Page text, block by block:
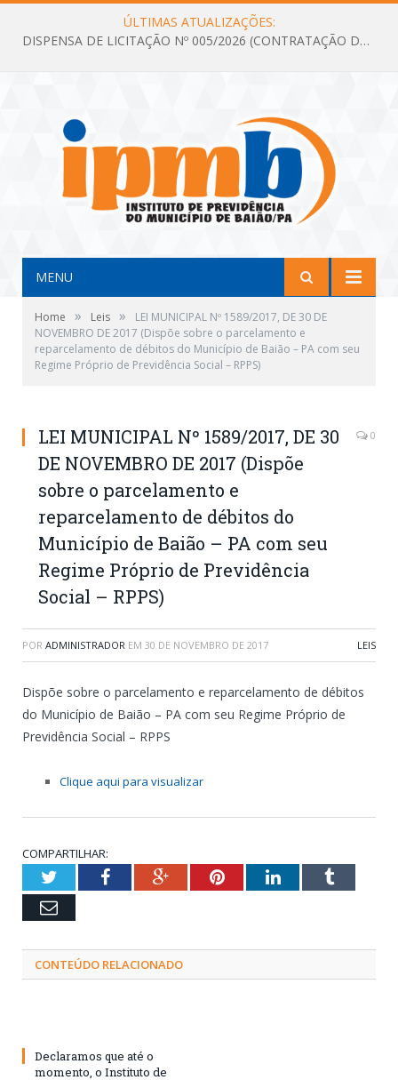
ÚLTIMAS ATUALIZAÇÕES:
DISPENSA DE LICITAÇÃO Nº 005/2026 (CONTRATAÇÃO DE SERVIÇOS TÉCNICOS DE CONSULTORIA E ASSESSORIA EM LICITAÇÃO COM ANÁLISE E ACOMPANHAMENTO DE PROCESSOS LICITATÓRIOS PARA ATENDER AS NECESSIDADES DO INSTITUTO DE PREVIDÊNCIA DO MUNICÍPIO DE BAIÃO – IPMB)
MENU
Home » Leis »
LEI MUNICIPAL Nº 1589/2017, DE 30 DE
NOVEMBRO DE 2017 (Dispõe sobre o parcelamento e
reparcelamento de débitos do Município de Baião – PA com seu
Regime Próprio de Previdência Social – RPPS)
LEI MUNICIPAL Nº 1589/2017, DE 30
DE NOVEMBRO DE 2017 (Dispõe
sobre o parcelamento e
reparcelamento de débitos do
Município de Baião – PA com seu
Regime Próprio de Previdência
Social – RPPS)
0
POR ADMINISTRADOR EM 30 DE NOVEMBRO DE 2017 LEIS
Dispõe sobre o parcelamento e reparcelamento de débitos
do Município de Baião – PA com seu Regime Próprio de
Previdência Social – RPPS
Clique aqui para visualizar
COMPARTILHAR:
TwitterFacebookGoogle+PinterestLinkedInTumblr
Email
CONTEÚDO RELACIONADO
Declaramos que até o
momento, o Instituto de